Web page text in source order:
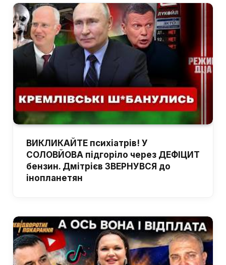
ВИКЛИКАЙТЕ психіатрів! У
СОЛОВЙОВА підгоріло через ДЕФІЦИТ
бензин. Дмітрієв ЗВЕРНУВСЯ до
інопланетян